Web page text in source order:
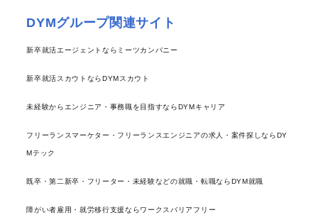
DYMグループ関連サイト
新卒就活エージェントならミーツカンパニー
新卒就活スカウトならDYMスカウト
未経験からエンジニア・事務職を目指すならDYMキャリア
フリーランスマーケター・フリーランスエンジニアの求人・案件探しならDY
Mテック
既卒・第二新卒・フリーター・未経験などの就職・転職ならDYM就職
障がい者雇用・就労移行支援ならワークスバリアフリー